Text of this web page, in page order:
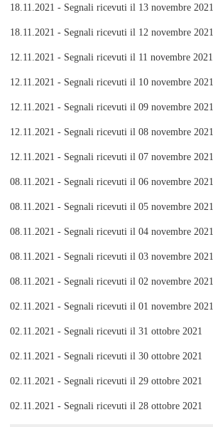
18.11.2021 - Segnali ricevuti il 13 novembre 2021
18.11.2021 - Segnali ricevuti il 12 novembre 2021
12.11.2021 - Segnali ricevuti il 11 novembre 2021
12.11.2021 - Segnali ricevuti il 10 novembre 2021
12.11.2021 - Segnali ricevuti il 09 novembre 2021
12.11.2021 - Segnali ricevuti il 08 novembre 2021
12.11.2021 - Segnali ricevuti il 07 novembre 2021
08.11.2021 - Segnali ricevuti il 06 novembre 2021
08.11.2021 - Segnali ricevuti il 05 novembre 2021
08.11.2021 - Segnali ricevuti il 04 novembre 2021
08.11.2021 - Segnali ricevuti il 03 novembre 2021
08.11.2021 - Segnali ricevuti il 02 novembre 2021
02.11.2021 - Segnali ricevuti il 01 novembre 2021
02.11.2021 - Segnali ricevuti il 31 ottobre 2021
02.11.2021 - Segnali ricevuti il 30 ottobre 2021
02.11.2021 - Segnali ricevuti il 29 ottobre 2021
02.11.2021 - Segnali ricevuti il 28 ottobre 2021